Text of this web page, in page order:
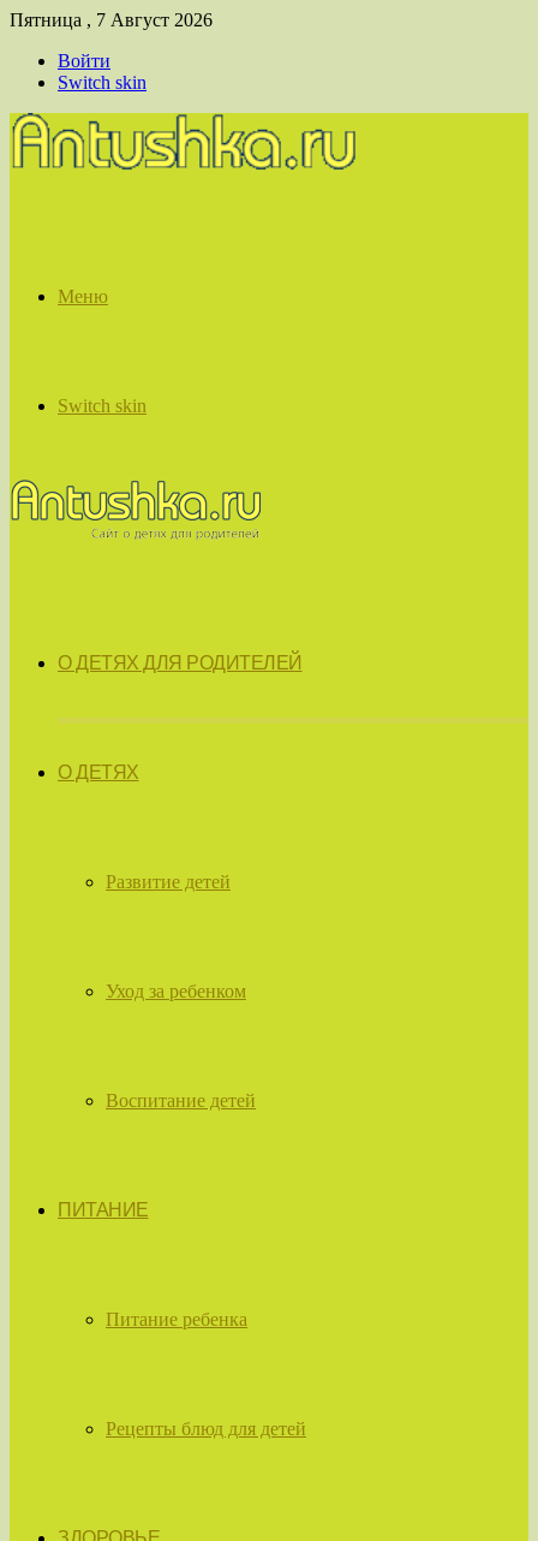
Пятница , 7 Август 2026
Войти
Switch skin
Меню
Switch skin
О ДЕТЯХ ДЛЯ РОДИТЕЛЕЙ
О ДЕТЯХ
Развитие детей
Уход за ребенком
Воспитание детей
ПИТАНИЕ
Питание ребенка
Рецепты блюд для детей